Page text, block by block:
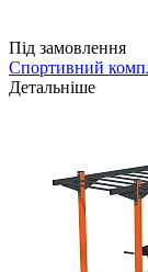
Під замовлення
Спортивний
Детальніше